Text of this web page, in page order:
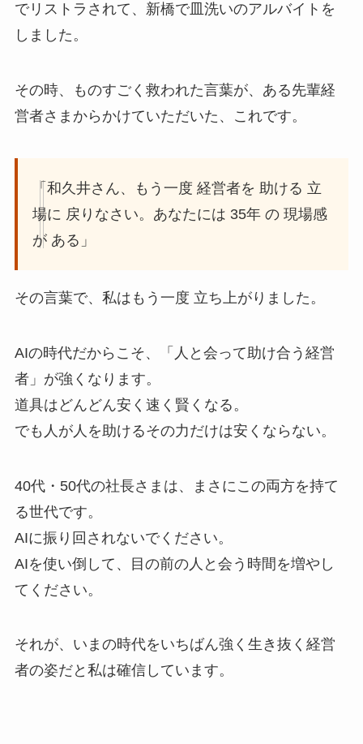
でリストラされて、新橋で皿洗いのアルバイトを
しました。
その時、ものすごく救われた言葉が、ある先輩経
営者さまからかけていただいた、これです。
「和久井さん、もう一度 経営者を 助ける 立
場に 戻りなさい。あなたには 35年 の 現場感
が ある」
その言葉で、私はもう一度 立ち上がりました。
AIの時代だからこそ、「人と会って助け合う経営
者」が強くなります。
道具はどんどん安く速く賢くなる。
でも人が人を助けるその力だけは安くならない。
40代・50代の社長さまは、まさにこの両方を持て
る世代です。
AIに振り回されないでください。
AIを使い倒して、目の前の人と会う時間を増やし
てください。
それが、いまの時代をいちばん強く生き抜く経営
者の姿だと私は確信しています。